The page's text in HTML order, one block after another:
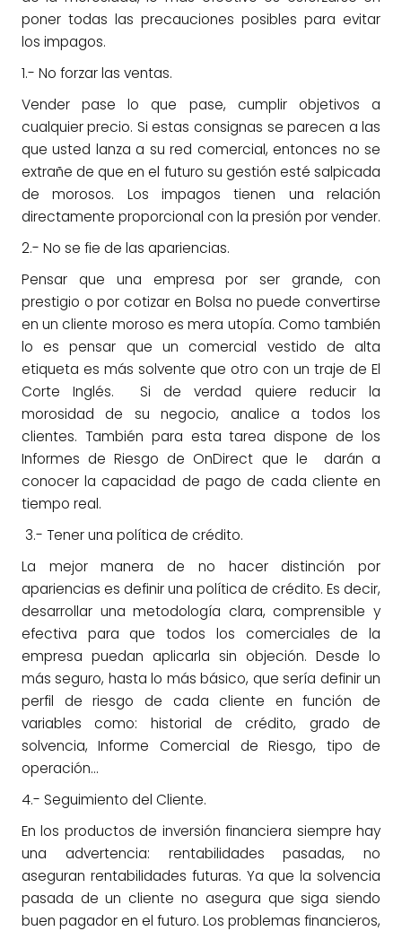
poner todas las precauciones posibles para evitar
los impagos.
1.- No forzar las ventas.
Vender pase lo que pase, cumplir objetivos a
cualquier precio. Si estas consignas se parecen a las
que usted lanza a su red comercial, entonces no se
extrañe de que en el futuro su gestión esté salpicada
de morosos. Los impagos tienen una relación
directamente proporcional con la presión por vender.
2.- No se fie de las apariencias.
Pensar que una empresa por ser grande, con
prestigio o por cotizar en Bolsa no puede convertirse
en un cliente moroso es mera utopía. Como también
lo es pensar que un comercial vestido de alta
etiqueta es más solvente que otro con un traje de El
Corte Inglés. Si de verdad quiere reducir la
morosidad de su negocio, analice a todos los
clientes. También para esta tarea dispone de los
Informes de Riesgo de OnDirect que le darán a
conocer la capacidad de pago de cada cliente en
tiempo real.
3.- Tener una política de crédito.
La mejor manera de no hacer distinción por
apariencias es definir una política de crédito. Es decir,
desarrollar una metodología clara, comprensible y
efectiva para que todos los comerciales de la
empresa puedan aplicarla sin objeción. Desde lo
más seguro, hasta lo más básico, que sería definir un
perfil de riesgo de cada cliente en función de
variables como: historial de crédito, grado de
solvencia, Informe Comercial de Riesgo, tipo de
operación…
4.- Seguimiento del Cliente.
En los productos de inversión financiera siempre hay
una advertencia: rentabilidades pasadas, no
aseguran rentabilidades futuras. Ya que la solvencia
pasada de un cliente no asegura que siga siendo
buen pagador en el futuro. Los problemas financieros,